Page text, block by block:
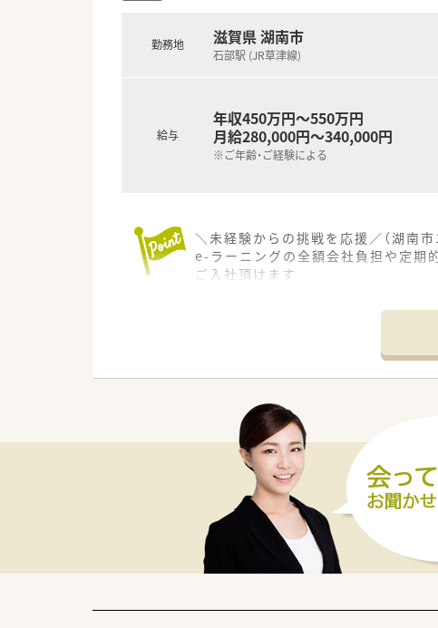
勤務地 滋賀県 湖南市
石部駅 (JR草津線)
給与
年収450万円～550万円
月給280,000円～340,000円
※ご年齢・ご経験による
＼未経験からの挑戦を応援／（湖南市
e-ラーニングの全額会社負担や定期
ご入社頂けます
【店舗情報と応需状況について】
■最寄り駅の石部駅から車で7分ほ
■門前の救急病院から多様な処方箋
■内科や外科をはじめとした総合科
【募集背景と求める人物像について】
■将来的に店舗をけん引する管理薬
■国の医療政策の動向に合わせて、
■調剤業務が未経験の方でも40歳ま
【法人特徴について】
■近畿エリアの4つの府県において
■会社側からの厳しいノルマの設定
■薬局事業に加えて訪問介護やデイ